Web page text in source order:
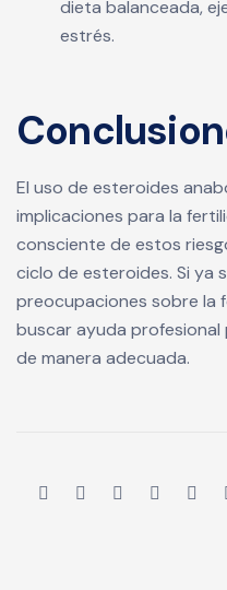
dieta balanceada,
estrés.
El uso de esteroides
implicaciones para la
consciente de estos
ciclo de esteroides. Si ya
preocupaciones sobre la
buscar ayuda
de manera adecuada.